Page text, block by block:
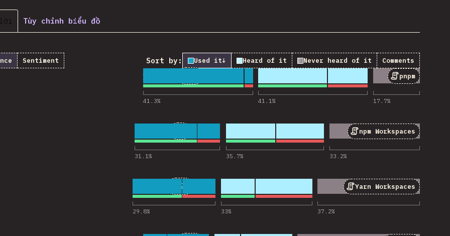
Tùy chỉnh biểu đồ
Sentiment Sort by: Used it↓ Heard of it Never heard of it Comments
1 pnpm
41.3% 41.1% 17.7%
Nhận xét cho “pnpm”
npm Workspaces
31.1% 35.7% 33.2%
Nhận xét cho “npm Workspaces”
Yarn Workspaces
29.8% 33% 37.2%
Nhận xét cho “Yarn Workspaces”
21